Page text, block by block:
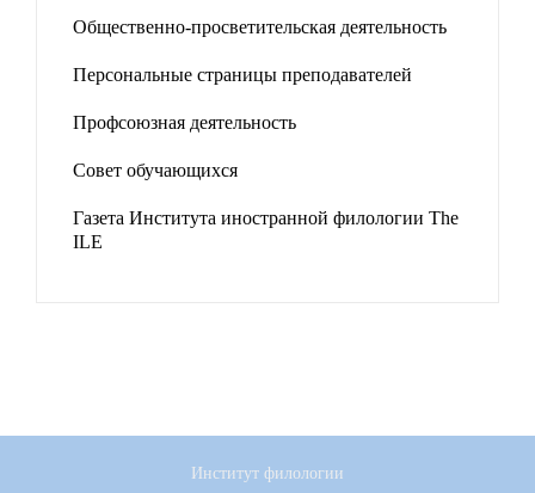
Общественно-просветительская деятельность
Персональные страницы преподавателей
Профсоюзная деятельность
Совет обучающихся
Газета Института иностранной филологии The
ILE
Институт филологии